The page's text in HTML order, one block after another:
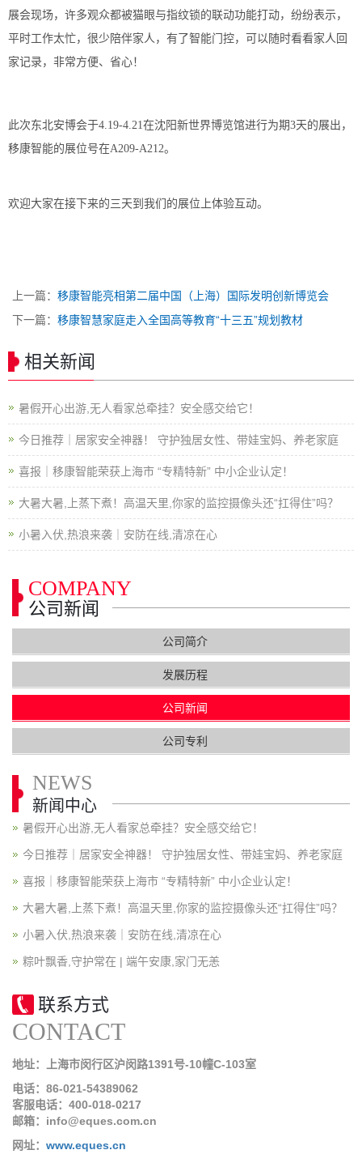
展会现场，许多观众都被猫眼与指纹锁的联动功能打动，纷纷表示，
平时工作太忙，很少陪伴家人，有了智能门控，可以随时看看家人回
家记录，非常方便、省心！
此次东北安博会于4.19-4.21在沈阳新世界博览馆进行为期3天的展出，
移康智能的展位号在A209-A212。
欢迎大家在接下来的三天到我们的展位上体验互动。
上一篇： 移康智能亮相第二届中国（上海）国际发明创新博览会
下一篇： 移康智慧家庭走入全国高等教育“十三五”规划教材
相关新闻
暑假开心出游,无人看家总牵挂？安全感交给它！
今日推荐｜居家安全神器！ 守护独居女性、带娃宝妈、养老家庭
喜报｜移康智能荣获上海市 “专精特新” 中小企业认定！
大暑大暑,上蒸下煮！高温天里,你家的监控摄像头还“扛得住”吗？
小暑入伏,热浪来袭｜安防在线,清凉在心
COMPANY
公司新闻
公司简介
发展历程
公司新闻
公司专利
NEWS
新闻中心
暑假开心出游,无人看家总牵挂？安全感交给它！
今日推荐｜居家安全神器！ 守护独居女性、带娃宝妈、养老家庭
喜报｜移康智能荣获上海市 “专精特新” 中小企业认定！
大暑大暑,上蒸下煮！高温天里,你家的监控摄像头还“扛得住”吗？
小暑入伏,热浪来袭｜安防在线,清凉在心
粽叶飘香,守护常在 | 端午安康,家门无恙
联系方式
CONTACT
地址：上海市闵行区沪闵路1391号-10幢C-103室
电话：86-021-54389062
客服电话：400-018-0217
邮箱：info@eques.com.cn
网址： www.eques.cn